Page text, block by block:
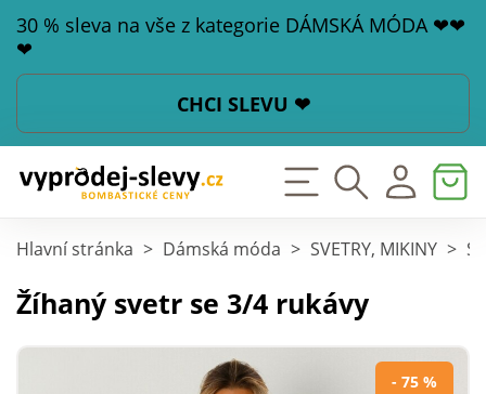
30 % sleva na vše z kategorie DÁMSKÁ MÓDA ❤❤
❤
CHCI SLEVU ❤
Hlavní stránka > Dámská móda > SVETRY, MIKINY >
Žíhaný svetr se 3/4 rukávy
- 75 %